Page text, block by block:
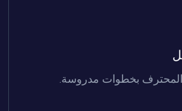
المحترف بخطوات مدروسة.